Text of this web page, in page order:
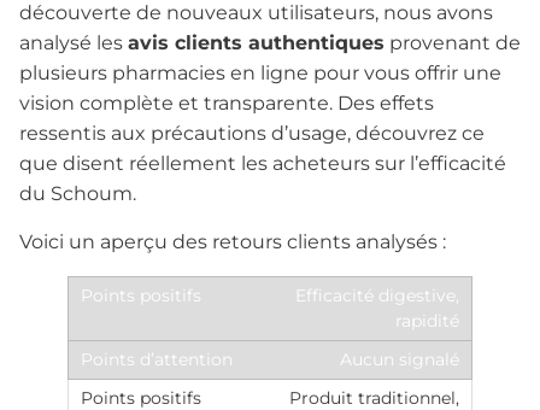
découverte de nouveaux utilisateurs, nous avons
analysé les avis clients authentiques provenant de
plusieurs pharmacies en ligne pour vous offrir une
vision complète et transparente. Des effets
ressentis aux précautions d’usage, découvrez ce
que disent réellement les acheteurs sur l’efficacité
du Schoum.
Voici un aperçu des retours clients analysés :
Efficacité digestive,
rapidité
Aucun signalé
Produit traditionnel,